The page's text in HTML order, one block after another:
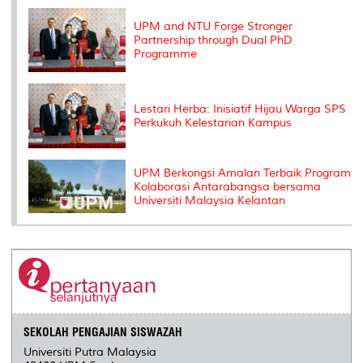
k
s
UPM and NTU Forge Stronger
Partnership through Dual PhD
Programme
Lestari Herba: Inisiatif Hijau Warga SPS
Perkukuh Kelestarian Kampus
UPM Berkongsi Amalan Terbaik Program
Kolaborasi Antarabangsa bersama
Universiti Malaysia Kelantan
SEKOLAH PENGAJIAN SISWAZAH
Universiti Putra Malaysia